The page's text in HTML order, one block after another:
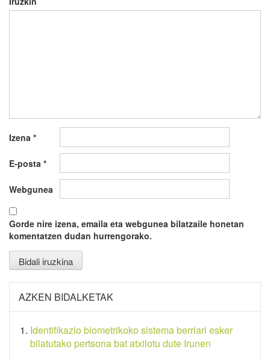
Izena *
E-posta *
Webgunea
Gorde nire izena, emaila eta webgunea bilatzaile honetan
komentatzen dudan hurrengorako.
AZKEN BIDALKETAK
Identifikazio biometrikoko sistema berriari esker
bilatutako pertsona bat atxilotu dute Irunen